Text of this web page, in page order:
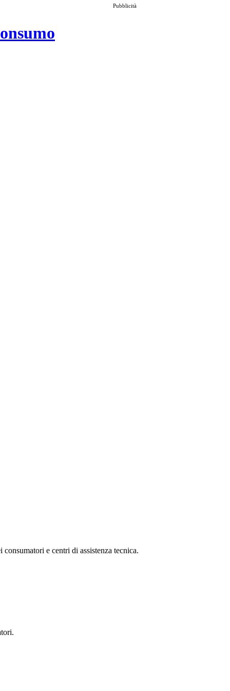
Pubblicità
e centri di assistenza tecnica.